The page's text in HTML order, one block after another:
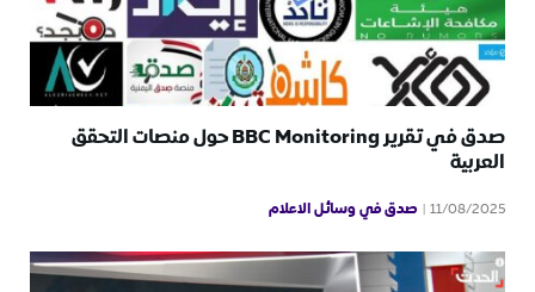
صدق في تقرير BBC Monitoring حول منصات التحقق
العربية
11/08/2025 صدق في وسائل الاعلام